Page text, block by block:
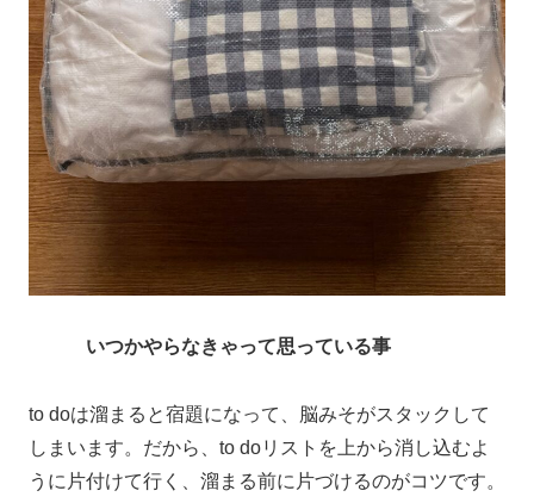
いつかやらなきゃって思っている事
to doは溜まると宿題になって、脳みそがスタックして
しまいます。だから、to doリストを上から消し込むよ
うに片付けて行く、溜まる前に片づけるのがコツです。